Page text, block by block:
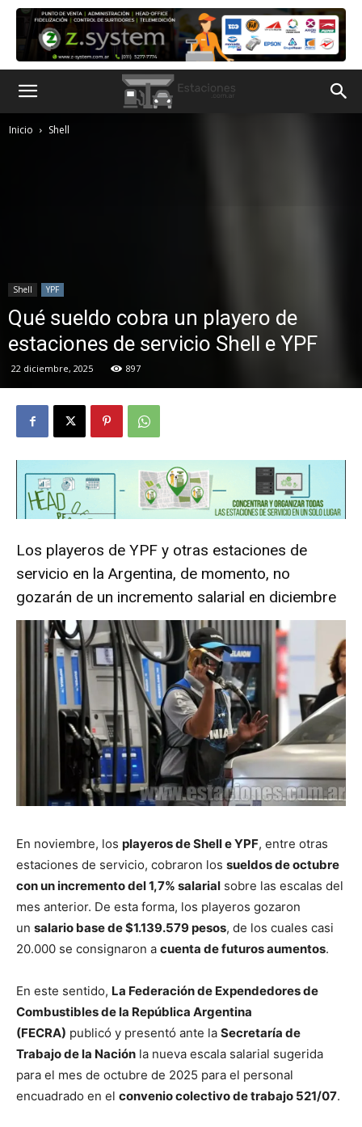
Inicio Shell
Shell YPF
Qué sueldo cobra un playero de
estaciones de servicio Shell e YPF
22 diciembre, 2025 897
Los playeros de YPF y otras estaciones de
servicio en la Argentina, de momento, no
gozarán de un incremento salarial en diciembre
En noviembre, los playeros de Shell e YPF, entre otras
estaciones de servicio, cobraron los sueldos de octubre
con un incremento del 1,7% salarial sobre las escalas del
mes anterior. De esta forma, los playeros gozaron
un salario base de $1.139.579 pesos, de los cuales casi
20.000 se consignaron a cuenta de futuros aumentos.
En este sentido, La Federación de Expendedores de
Combustibles de la República Argentina
(FECRA) publicó y presentó ante la Secretaría de
Trabajo de la Nación la nueva escala salarial sugerida
para el mes de octubre de 2025 para el personal
encuadrado en el convenio colectivo de trabajo 521/07.